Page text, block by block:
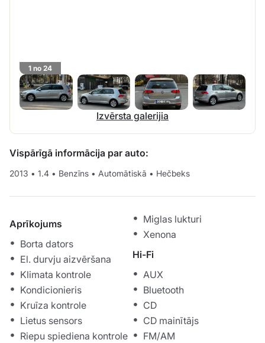
1 no 24
Izvērsta galerijia
Vispārīgā informācija par auto:
2013 • 1.4 • Benzīns • Automātiskā • Hečbeks
Aprīkojums
Borta dators
El. durvju aizvēršana
Klimata kontrole
Kondicionieris
Kruīza kontrole
Lietus sensors
Riepu spiediena kontrole
Miglas lukturi
Xenona
Hi-Fi
AUX
Bluetooth
CD
CD mainītājs
FM/AM